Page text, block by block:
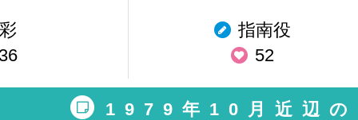
彩
指南役
52
1979年10月近辺の